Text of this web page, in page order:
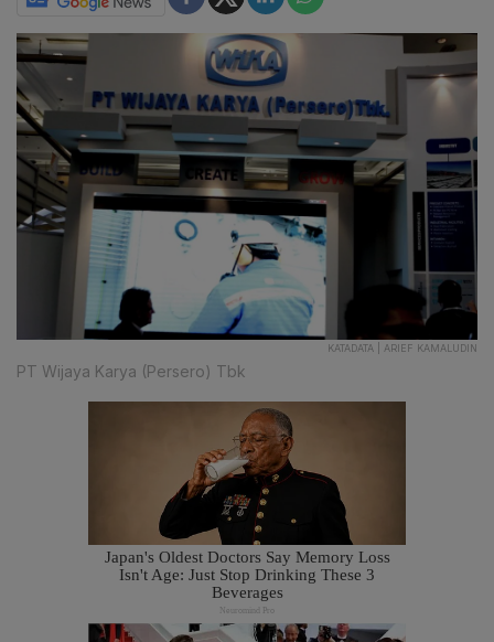
KATADATA | ARIEF KAMALUDIN
PT Wijaya Karya (Persero) Tbk